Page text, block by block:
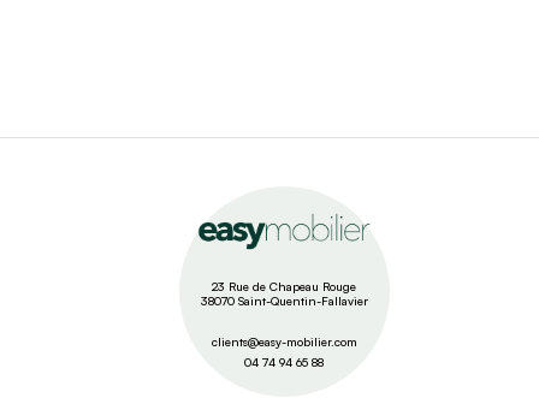
23 Rue de Chapeau Rouge
38070 Saint-Quentin-Fallavier
clients@easy-mobilier.com
04 74 94 65 88